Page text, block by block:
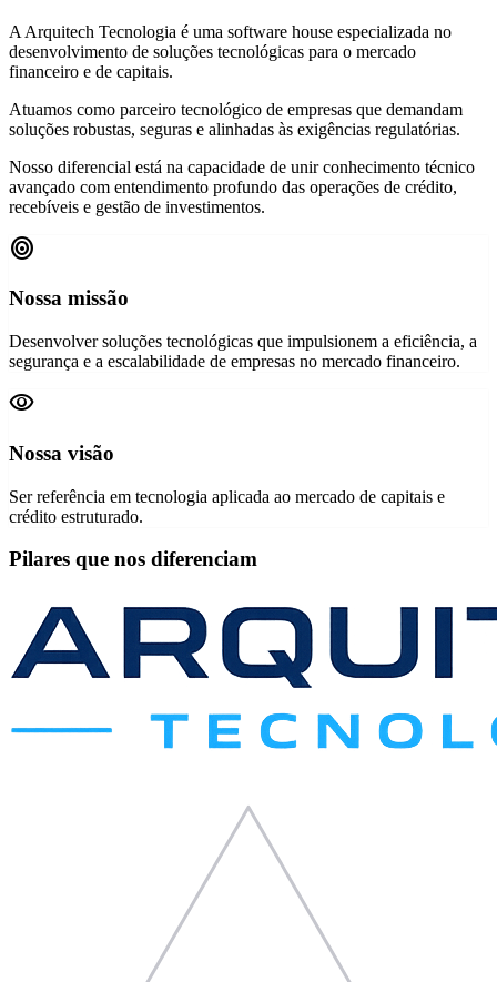
A Arquitech Tecnologia é uma software house especializada no
desenvolvimento de soluções tecnológicas para o mercado
financeiro e de capitais.
Atuamos como parceiro tecnológico de empresas que demandam
soluções robustas, seguras e alinhadas às exigências regulatórias.
Nosso diferencial está na capacidade de unir conhecimento técnico
avançado com entendimento profundo das operações de crédito,
recebíveis e gestão de investimentos.
target
Nossa missão
Desenvolver soluções tecnológicas que impulsionem a eficiência, a
segurança e a escalabilidade de empresas no mercado financeiro.
visibility
Nossa visão
Ser referência em tecnologia aplicada ao mercado de capitais e
crédito estruturado.
Pilares que nos diferenciam